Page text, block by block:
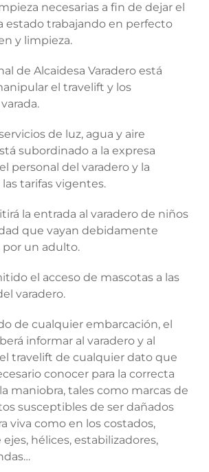
necesarias a fin de dejar el
estado trabajando en perfecto
y limpieza.
de Alcaidesa Varadero está
el travelift y los
de luz, agua y aire
subordinado a la expresa
personal del varadero y la
tarifas vigentes.
la entrada al varadero de niños
que vayan debidamente
un adulto.
el acceso de mascotas a las
varadero.
de cualquier embarcación, el
informar al varadero y al
travelift de cualquier dato que
conocer para la correcta
maniobra, tales como marcas de
susceptibles de ser dañados
viva como en los costados,
hélices, estabilizadores,